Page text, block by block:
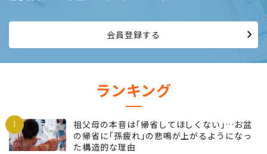
会員登録する
ランキング
1
祖父母の本音は｢帰省してほしくない｣…お盆
の帰省に｢孫疲れ｣の悲鳴が上がるようになっ
た構造的な理由